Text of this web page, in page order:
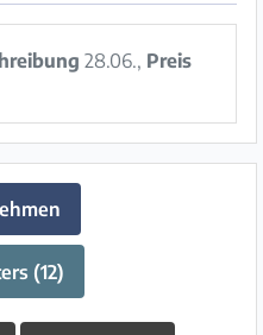
28.06., Preis
(12)